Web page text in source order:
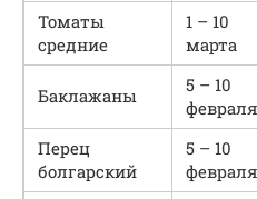
Томаты
средние
1 – 10
марта
Баклажаны
5 – 10
февраля
Перец
болгарский
5 – 10
февраля